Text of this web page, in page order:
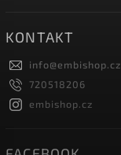
KONTAKT
info@embishop.cz
720518206
embishop.cz